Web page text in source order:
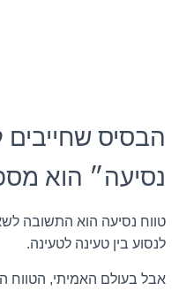
הבסיס שחייבים
נסיעה״ הוא
טווח נסיעה הוא התשובה
לנסוע בין טעינה לטעינה.
אבל בעולם האמיתי, הטווח